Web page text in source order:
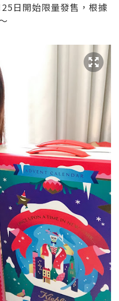
日開始限量發售，根據